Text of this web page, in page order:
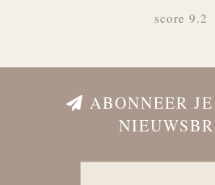
score 9.2
ABONNEER